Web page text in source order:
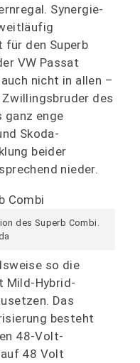
Synergie-
für den Superb
VW Passat
nicht in allen –
des
ganz enge
Skoda-
beider
nieder.
des Superb Combi.
so die
Mild-Hybrid-
Das
besteht
48-Volt-
48 Volt